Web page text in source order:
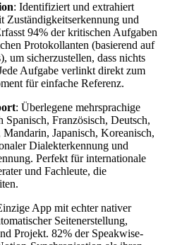
: Identifiziert und extrahiert
Zuständigkeitserkennung und
94% der kritischen Aufgaben
Protokollanten (basierend auf
um sicherzustellen, dass nichts
Aufgabe verlinkt direkt zum
für einfache Referenz.
: Überlegene mehrsprachige
Französisch, Deutsch,
Japanisch, Koreanisch,
Dialekterkennung und
Perfekt für internationale
und Fachleute, die
App mit echter nativer
Seitenerstellung,
Projekt. 82% der Speakwise-